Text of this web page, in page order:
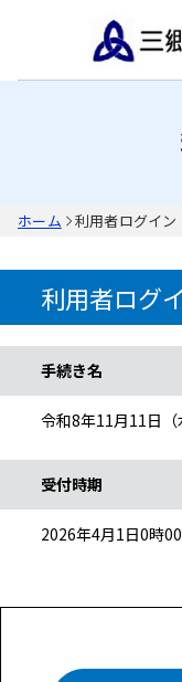
ホーム 利用者ログイン
利用者ログ
手続き名
令和8年11月11日
受付時期
2026年4月1日0時